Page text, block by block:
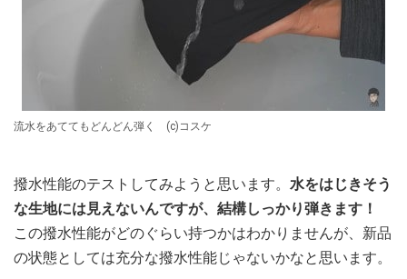
流水をあててもどんどん弾く (c)コスケ
撥水性能のテストしてみようと思います。 水をはじきそう
な生地には見えないんですが、結構しっかり弾きます！
この撥水性能がどのぐらい持つかはわかりませんが、新品
の状態としては充分な撥水性能じゃないかなと思います。